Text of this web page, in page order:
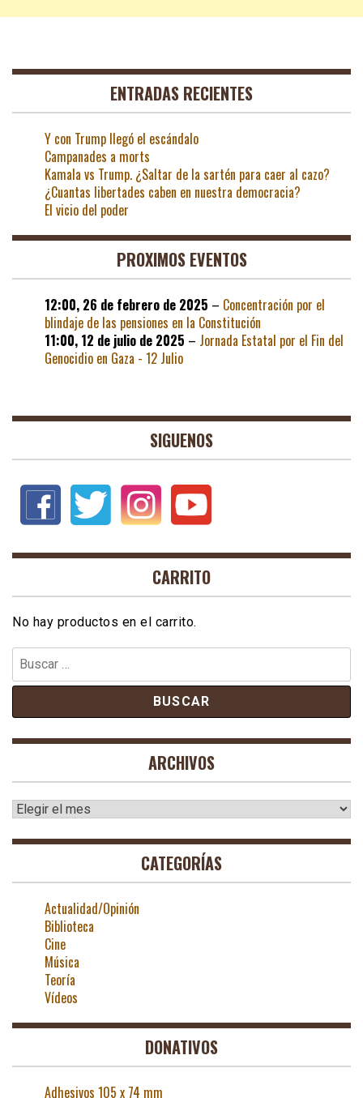
ENTRADAS RECIENTES
Y con Trump llegó el escándalo
Campanades a morts
Kamala vs Trump. ¿Saltar de la sartén para caer al cazo?
¿Cuantas libertades caben en nuestra democracia?
El vicio del poder
PROXIMOS EVENTOS
12:00, 26 de febrero de 2025 – Concentración por el
blindaje de las pensiones en la Constitución
11:00, 12 de julio de 2025 – Jornada Estatal por el Fin del
Genocidio en Gaza - 12 Julio
SIGUENOS
CARRITO
No hay productos en el carrito.
Buscar:
ARCHIVOS
Archivos
CATEGORÍAS
Actualidad/Opinión
Biblioteca
Cine
Música
Teoría
Vídeos
DONATIVOS
Adhesivos 105 x 74 mm